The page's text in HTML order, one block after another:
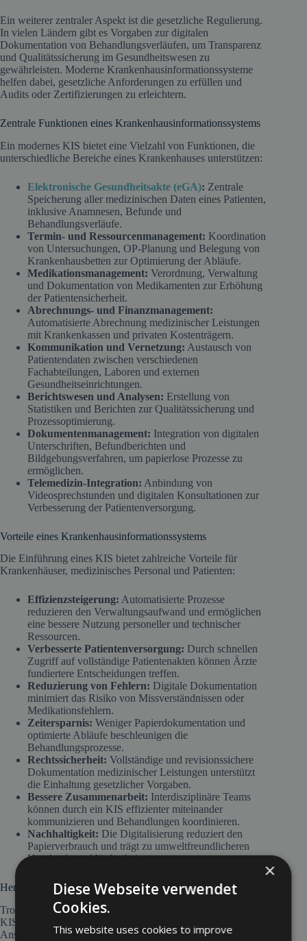
Ein weiterer zentraler Aspekt ist die gesetzliche Regulierung.
In vielen Ländern gibt es Vorgaben zur digitalen
Dokumentation von Behandlungsverläufen, um Transparenz
und Qualitätssicherung im Gesundheitswesen zu
gewährleisten. Moderne Krankenhausinformationssysteme
helfen dabei, gesetzliche Anforderungen zu erfüllen und
Audits oder Zertifizierungen zu erleichtern.
Zentrale Funktionen eines Krankenhausinformationssystems
Ein modernes KIS bietet eine Vielzahl von Funktionen, die
unterschiedliche Bereiche eines Krankenhauses unterstützen:
Elektronische Gesundheitsakte (eGA): Zentrale
Speicherung aller medizinischen Daten eines Patienten,
inklusive Anamnesen, Befunde und
Behandlungsverläufe.
Termin- und Ressourcenmanagement: Koordination
von Untersuchungen, OP-Planung und Belegung von
Krankenhausbetten zur Optimierung der Abläufe.
Medikationsmanagement: Verordnung, Verwaltung
und Dokumentation von Medikamenten zur Erhöhung
der Patientensicherheit.
Abrechnungs- und Finanzmanagement:
Automatisierte Abrechnung medizinischer Leistungen
mit Krankenkassen und privaten Kostenträgern.
Kommunikation und Vernetzung: Austausch von
Patientendaten zwischen verschiedenen
Fachabteilungen, Laboren und externen
Gesundheitseinrichtungen.
Berichtswesen und Analysen: Erstellung von
Statistiken und Berichten zur Qualitätssicherung und
Prozessoptimierung.
Dokumentenmanagement: Integration von digitalen
Unterschriften, Befundberichten und
Bildgebungsverfahren, um papierlose Prozesse zu
ermöglichen.
Telemedizin-Integration: Anbindung von
Videosprechstunden und digitalen Konsultationen zur
Verbesserung der Patientenversorgung.
Vorteile eines Krankenhausinformationssystems
Die Einführung eines KIS bietet zahlreiche Vorteile für
Krankenhäuser, medizinisches Personal und Patienten:
Effizienzsteigerung: Automatisierte Prozesse
reduzieren den Verwaltungsaufwand und ermöglichen
eine bessere Nutzung personeller und technischer
Ressourcen.
Verbesserte Patientenversorgung: Durch schnellen
Zugriff auf vollständige Patientenakten können Ärzte
fundiertere Entscheidungen treffen.
Reduzierung von Fehlern: Digitale Dokumentation
minimiert das Risiko von Missverständnissen oder
Medikationsfehlern.
Zeitersparnis: Weniger Papierdokumentation und
optimierte Abläufe beschleunigen die
Behandlungsprozesse.
Rechtssicherheit: Vollständige und revisionssichere
Dokumentation medizinischer Leistungen unterstützt
die Einhaltung gesetzlicher Vorgaben.
Bessere Zusammenarbeit: Interdisziplinäre Teams
können durch ein KIS effizienter miteinander
kommunizieren und Behandlungen koordinieren.
Nachhaltigkeit: Die Digitalisierung reduziert den
Papierverbrauch und trägt zu umweltfreundlicheren
Krankenhausabläufen bei.
Herausforderungen bei der Implementierung
Trotz der vielen Vorteile gibt es bei der Implementierung eines
KIS Herausforderungen. Dazu gehören hohe
Anschaffungskosten, aufwendige Schulungen des Personals
×
Diese Webseite verwendet
Cookies.
This website uses cookies to improve